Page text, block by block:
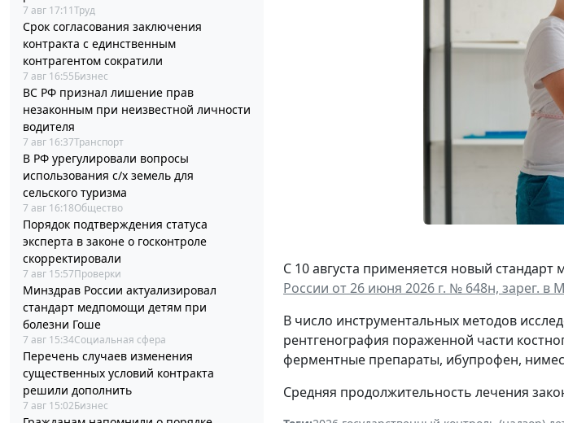
7 авг 17:11Труд
Срок согласования заключения
контракта с единственным
контрагентом сократили
7 авг 16:55Бизнес
ВС РФ признал лишение прав
незаконным при неизвестной личности
водителя
7 авг 16:37Транспорт
В РФ урегулировали вопросы
использования с/х земель для
сельского туризма
7 авг 16:18Общество
Порядок подтверждения статуса
эксперта в законе о госконтроле
скорректировали
7 авг 15:57Проверки
Минздрав России актуализировал
стандарт медпомощи детям при
болезни Гоше
7 авг 15:34Социальная сфера
Перечень случаев изменения
существенных условий контракта
решили дополнить
7 авг 15:02Бизнес
С 10 августа применяется новый
России от 26 июня 2026 г. № 648н, зарег. в
В число инструментальных методов
рентгенография пораженной части
ферментные препараты, ибупрофен,
Средняя продолжительность лечения